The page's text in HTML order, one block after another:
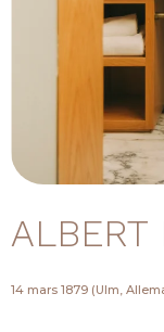
ALBERT
14 mars 1879 (Ulm,